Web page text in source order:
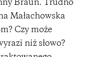
Braun. Trudno
Małachowska
Czy może
niż słowo?